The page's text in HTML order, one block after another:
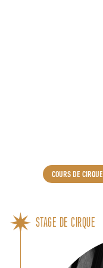
COURS DE CIRQUE
STAGE DE CIRQUE